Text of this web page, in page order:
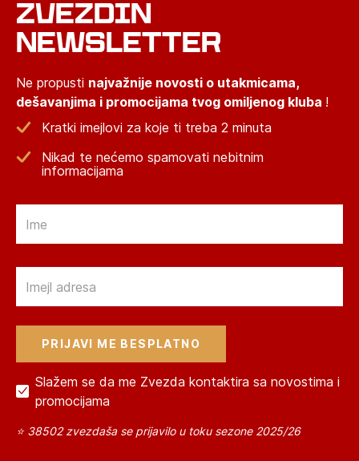
ZVEZDIN
NEWSLETTER
Ne propusti najvažnije novosti o utakmicama,
dešavanjima i promocijama tvog omiljenog kluba !
Kratki imejlovi za koje ti treba 2 minuta
Nikad te nećemo spamovati nebitnim
informacijama
Slažem se da me Zvezda kontaktira sa novostima i
promocijama
⭐ 38502 zvezdaša se prijavilo u toku sezone 2025/26